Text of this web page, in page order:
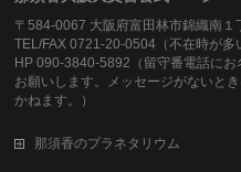
〒584-0067 大阪府富田林市錦織南１
TEL/FAX 0721-20-0504（不在時が多
HP 090-3840-5892（留守番電話にお
お願いします。メッセージがないと
かねます。）
那須香のプラネタリウム